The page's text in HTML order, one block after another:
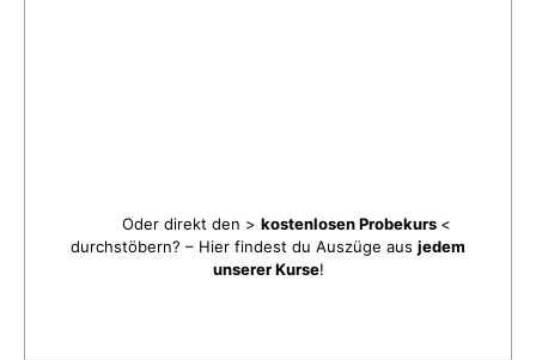
Oder direkt den > kostenlosen Probekurs <
durchstöbern? – Hier findest du Auszüge aus jedem
unserer Kurse!